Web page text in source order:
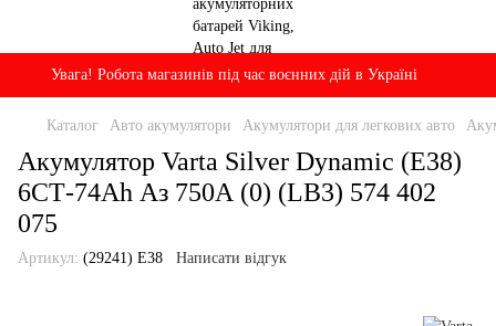
Увага! Робота магазинів під час воєнних дій в Україні
Каталог Авто акумулятори Акумулятори для легкових авто
Акумулятор Varta Silver Dynamic (E38)
6СТ-74Ah Аз 750А (0) (LB3) 574 402
075
Артикул: (29241) E38 Написати відгук